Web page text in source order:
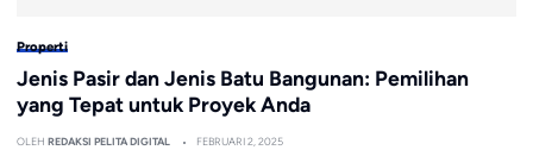
Properti
Jenis Pasir dan Jenis Batu Bangunan: Pemilihan
yang Tepat untuk Proyek Anda
OLEH REDAKSI PELITA DIGITAL FEBRUARI 2, 2025